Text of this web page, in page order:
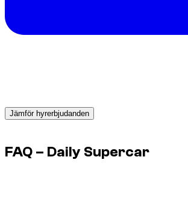
Jämför hyrerbjudanden
FAQ – Daily Supercar